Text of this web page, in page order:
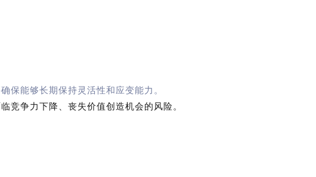
保能够长期保持灵活性和应变能力。
竞争力下降、丧失价值创造机会的风险。